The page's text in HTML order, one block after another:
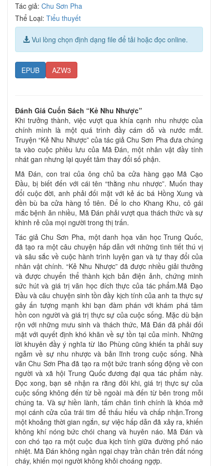
Tác giả: Chu Sơn Pha
Thể Loại: Tiểu thuyết
Vui lòng chọn định dạng file để tải hoặc đọc online.
EPUB AZW3
Đánh Giá Cuốn Sách “Kẻ Nhu Nhược”
Khi trưởng thành, việc vượt qua khía cạnh nhu nhược của
chính mình là một quá trình đầy cám dỗ và nước mắt.
Truyện “Kẻ Nhu Nhược” của tác giả Chu Sơn Pha đưa chúng
ta vào cuộc phiêu lưu của Mã Đán, một nhân vật đầy tính
nhát gan nhưng lại quyết tâm thay đổi số phận.
Mã Đán, con trai của ông chủ ba cửa hàng gạo Mã Cạo
Đầu, bị biết đến với cái tên “thằng nhu nhược”. Muốn thay
đổi cuộc đời, anh phải đối mặt với kẻ ác bá Hồng Xung và
đền bù ba cửa hàng tổ tiên. Để lo cho Khang Khu, cô gái
mắc bệnh ăn nhiều, Mã Đán phải vượt qua thách thức và sự
khinh rẻ của mọi người trong thị trấn.
Tác giả Chu Sơn Pha, một danh họa văn học Trung Quốc,
đã tạo ra một câu chuyện hấp dẫn với những tình tiết thú vị
và sâu sắc về cuộc hành trình luyện gan và tự thay đổi của
nhân vật chính. “Kẻ Nhu Nhược” đã được nhiều giải thưởng
và được chuyển thể thành kịch bản điện ảnh, chứng minh
sức hút và giá trị văn học đích thực của tác phẩm.Mã Đạo
Đầu và câu chuyện sinh tồn đầy kịch tính của anh ta thực sự
gây ấn tượng mạnh khi bạn đàm phán với khám phá tâm
hồn con người và giá trị thực sự của cuộc sống. Mặc dù bận
rộn với những mưu sinh và thách thức, Mã Đán đã phải đối
mặt với quyết định khó khăn về sự tồn tại của mình. Những
lời khuyên đầy ý nghĩa từ lão Phùng cũng khiến ta phải suy
ngẫm về sự nhu nhược và bản lĩnh trong cuộc sống. Nhà
văn Chu Sơn Pha đã tạo ra một bức tranh sống động về con
người và xã hội Trung Quốc đương đại qua tác phẩm này.
Đọc xong, bạn sẽ nhận ra rằng đôi khi, giá trị thực sự của
cuộc sống không đến từ bề ngoài mà đến từ bên trong mỗi
chúng ta. Và sự hiền lành, tấm chân tình chính là khóa mở
mọi cánh cửa của trái tim để thấu hiểu và chấp nhận.Trong
một khoảng thời gian ngắn, sự việc hấp dẫn đã xảy ra, khiến
không khí nóng bức chói chang và huyên náo. Mã Đán và
con chó tạo ra một cuộc đua kịch tính giữa đường phố náo
nhiệt. Mã Đán không ngần ngại chạy trần chân trên đất nóng
cháy, khiến mọi người không khỏi choáng ngợp.